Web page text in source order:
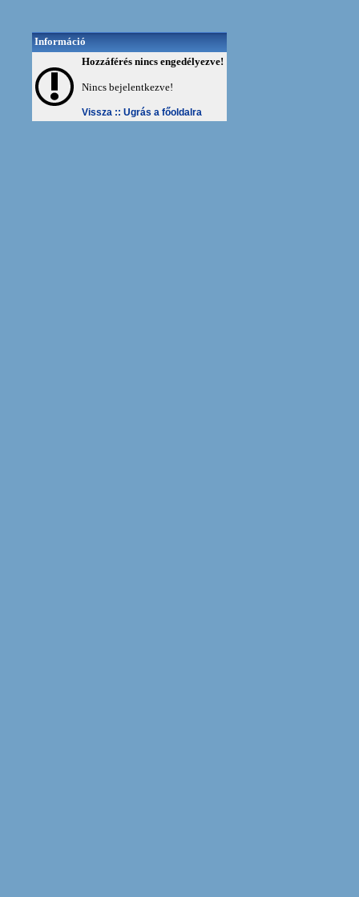
Információ
Hozzáférés nincs engedélyezve!
Nincs bejelentkezve!
Vissza :: Ugrás a főoldalra